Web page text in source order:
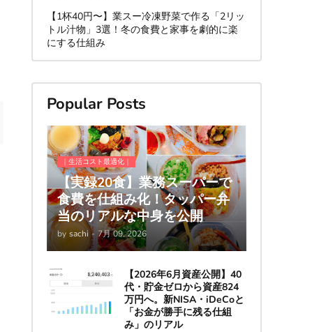
【1杯40円〜】業スー冷凍野菜で作る「2リッ
トル汁物」3選！冬の食費と家事を劇的に楽
にする仕組み
Popular Posts
｜生活コスト最適化｜
【実録20食】業務スーパーで
食費を仕組み化！タッパー弁
当のリアルな中身を公開
by sachi - 7月 09, 2026
【2026年6月資産公開】40
代・貯金ゼロから資産824
万円へ。新NISA・iDeCoと
「お金が勝手に残る仕組
み」のリアル